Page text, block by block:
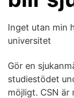
Inget utan min
universitet
Gör en
studiestödet
möjligt. CSN är